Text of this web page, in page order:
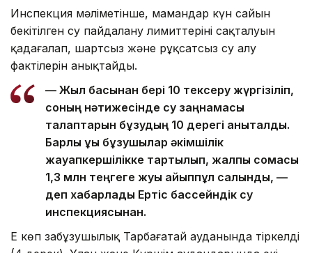
Инспекция мәліметінше, мамандар күн сайын
бекітілген су пайдалану лимиттерінің сақталуын
қадағалап, шартсыз және рұқсатсыз су алу
фактілерін анықтайды.
— Жыл басынан бері 10 тексеру жүргізіліп,
соның нәтижесінде су заңнамасы
талаптарын бұзудың 10 дерегі анықталды.
Барлық құқық бұзушылар әкімшілік
жауапкершілікке тартылып, жалпы сомасы
1,3 млн теңгеге жуық айыппұл салынды, —
деп хабарлады Ертіс бассейндік су
инспекциясынан.
Ең көп заңбұзушылық Тарбағатай ауданында тіркелді